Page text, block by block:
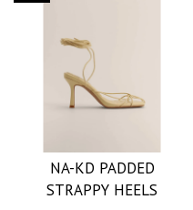
NA-KD PADDED
STRAPPY HEELS